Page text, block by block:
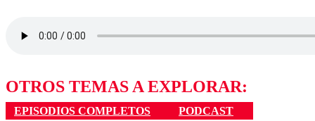
OTROS TEMAS A EXPLORAR:
EPISODIOS COMPLETOS PODCAST